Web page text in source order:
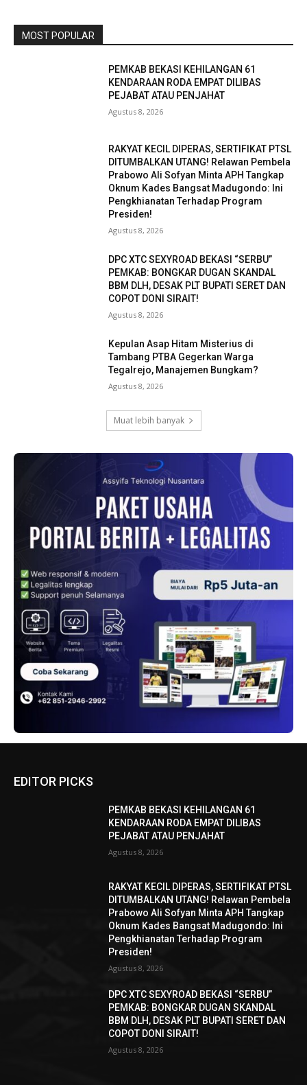
MOST POPULAR
PEMKAB BEKASI KEHILANGAN 61
KENDARAAN RODA EMPAT DILIBAS
PEJABAT ATAU PENJAHAT
Agustus 8, 2026
RAKYAT KECIL DIPERAS, SERTIFIKAT PTSL
DITUMBALKAN UTANG! Relawan Pembela
Prabowo Ali Sofyan Minta APH Tangkap
Oknum Kades Bangsat Madugondo: Ini
Pengkhianatan Terhadap Program
Presiden!
Agustus 8, 2026
DPC XTC SEXYROAD BEKASI “SERBU”
PEMKAB: BONGKAR DUGAN SKANDAL
BBM DLH, DESAK PLT BUPATI SERET DAN
COPOT DONI SIRAIT!
Agustus 8, 2026
Kepulan Asap Hitam Misterius di
Tambang PTBA Gegerkan Warga
Tegalrejo, Manajemen Bungkam?
Agustus 8, 2026
Muat lebih banyak
EDITOR PICKS
PEMKAB BEKASI KEHILANGAN 61
KENDARAAN RODA EMPAT DILIBAS
PEJABAT ATAU PENJAHAT
Agustus 8, 2026
RAKYAT KECIL DIPERAS, SERTIFIKAT PTSL
DITUMBALKAN UTANG! Relawan Pembela
Prabowo Ali Sofyan Minta APH Tangkap
Oknum Kades Bangsat Madugondo: Ini
Pengkhianatan Terhadap Program
Presiden!
Agustus 8, 2026
DPC XTC SEXYROAD BEKASI “SERBU”
PEMKAB: BONGKAR DUGAN SKANDAL
BBM DLH, DESAK PLT BUPATI SERET DAN
COPOT DONI SIRAIT!
Agustus 8, 2026